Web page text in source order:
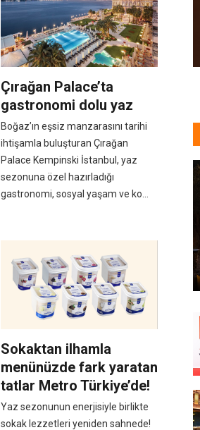
Çırağan Palace’ta
gastronomi dolu yaz
Boğaz’ın eşsiz manzarasını tarihi
ihtişamla buluşturan Çırağan
Palace Kempinski İstanbul, yaz
sezonuna özel hazırladığı
gastronomi, sosyal yaşam ve ko...
Sokaktan ilhamla
menünüzde fark yaratan
tatlar Metro Türkiye’de!
Yaz sezonunun enerjisiyle birlikte
sokak lezzetleri yeniden sahnede!